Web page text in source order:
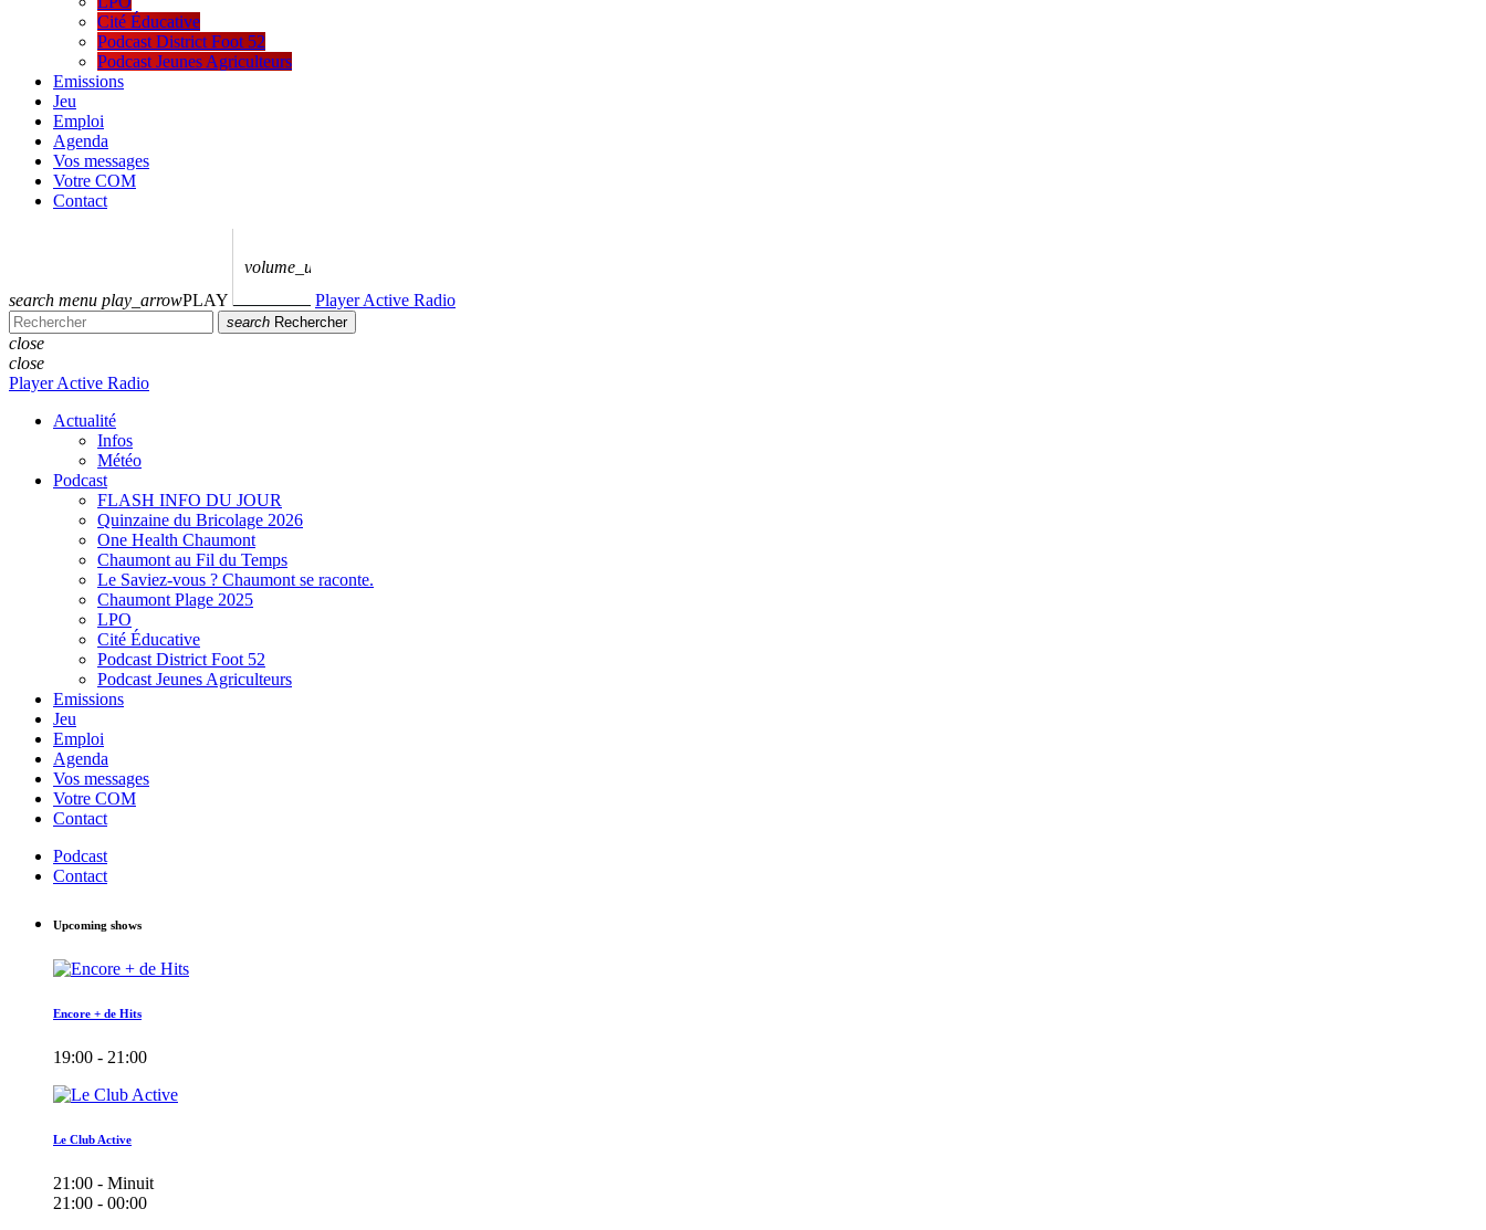
Cité Éducative
Podcast District Foot 52
Podcast Jeunes Agriculteurs
Emissions
Jeu
Emploi
Agenda
Vos messages
Votre COM
Contact
search menu play_arrowPLAY
volume_up
Player Active Radio
search Rechercher
close
close
Player Active Radio
Actualité
Infos
Météo
Podcast
FLASH INFO DU JOUR
Quinzaine du Bricolage 2026
One Health Chaumont
Chaumont au Fil du Temps
Le Saviez-vous ? Chaumont se raconte.
Chaumont Plage 2025
LPO
Cité Éducative
Podcast District Foot 52
Podcast Jeunes Agriculteurs
Emissions
Jeu
Emploi
Agenda
Vos messages
Votre COM
Contact
Podcast
Contact
Upcoming shows
Encore + de Hits
19:00 - 21:00
Le Club Active
21:00 - Minuit
21:00 - 00:00